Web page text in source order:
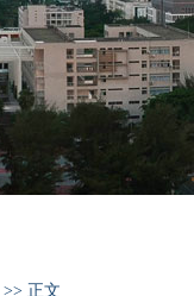
>> 正文